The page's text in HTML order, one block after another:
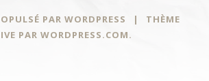
PAR WORDPRESS |
THÈME
PAR WORDPRESS.COM.